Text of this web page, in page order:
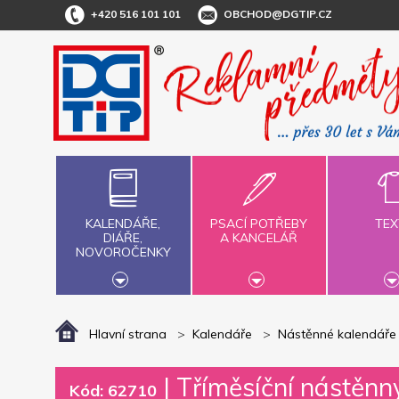
+420 516 101 101 OBCHOD@DGTIP.CZ
KALENDÁŘE,
DIÁŘE,
NOVOROČENKY
PSACÍ POTŘEBY
A KANCELÁŘ
Hlavní strana Kalendáře Nástěnné kalendáře
Kód: 62710 | Tříměsíční